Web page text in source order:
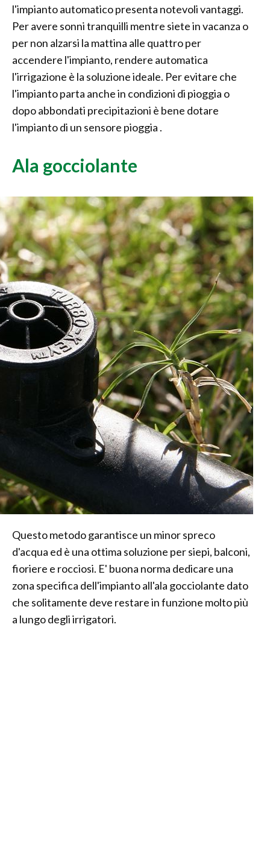
l'impianto automatico presenta notevoli vantaggi.
Per avere sonni tranquilli mentre siete in vacanza o
per non alzarsi la mattina alle quattro per
accendere l'impianto, rendere automatica
l'irrigazione è la soluzione ideale. Per evitare che
l'impianto parta anche in condizioni di pioggia o
dopo abbondati precipitazioni è bene dotare
l'impianto di un sensore pioggia .
Ala gocciolante
Questo metodo garantisce un minor spreco
d'acqua ed è una ottima soluzione per siepi, balconi,
fioriere e rocciosi. E' buona norma dedicare una
zona specifica dell'impianto all'ala gocciolante dato
che solitamente deve restare in funzione molto più
a lungo degli irrigatori.